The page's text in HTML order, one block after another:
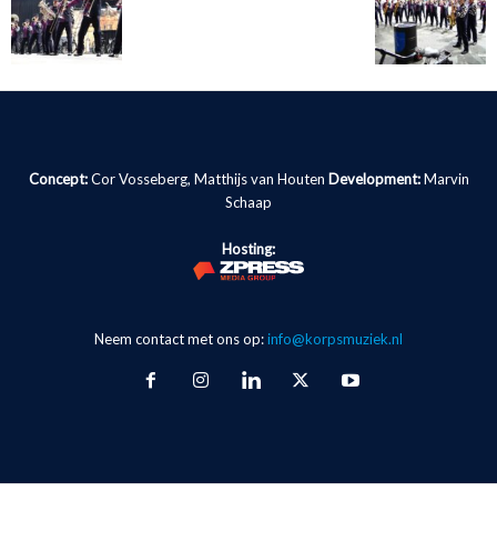
Concept:Cor Vosseberg, Matthijs van Houten Development: Marvin
Schaap
Hosting:
Neem contact met ons op:info@korpsmuziek.nl